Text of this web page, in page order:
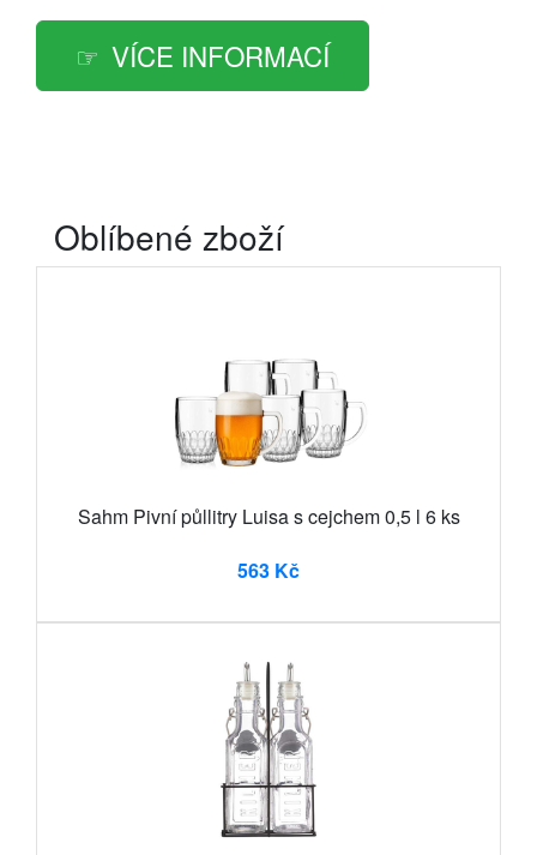
VÍCE INFORMACÍ
Oblíbené zboží
Sahm Pivní půllitry Luisa s cejchem 0,5 l 6 ks
563 Kč